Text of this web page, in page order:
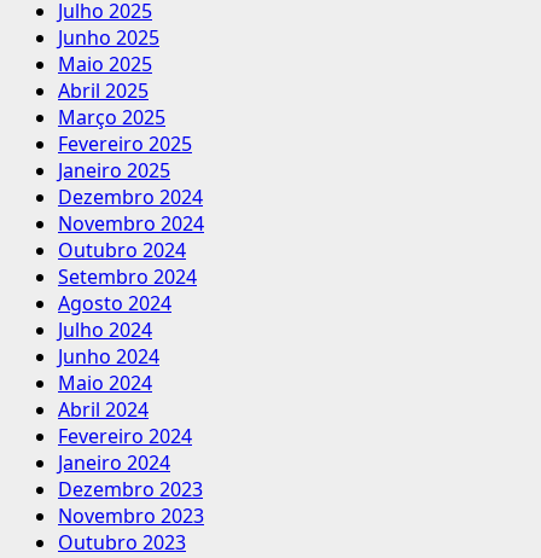
Julho 2025
Junho 2025
Maio 2025
Abril 2025
Março 2025
Fevereiro 2025
Janeiro 2025
Dezembro 2024
Novembro 2024
Outubro 2024
Setembro 2024
Agosto 2024
Julho 2024
Junho 2024
Maio 2024
Abril 2024
Fevereiro 2024
Janeiro 2024
Dezembro 2023
Novembro 2023
Outubro 2023